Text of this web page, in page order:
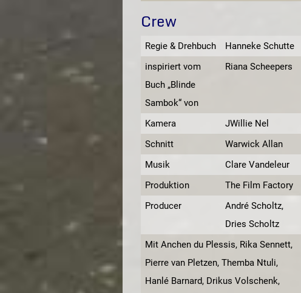
Crew
Regie & Drehbuch
Hanneke Schutte
inspiriert vom
Buch „Blinde
Sambok“ von
Riana Scheepers
Kamera
JWillie Nel
Schnitt
Warwick Allan
Musik
Clare Vandeleur
Produktion
The Film Factory
Producer
André Scholtz,
Dries Scholtz
Mit Anchen du Plessis, Rika Sennett,
Pierre van Pletzen, Themba Ntuli,
Hanlé Barnard, Drikus Volschenk,